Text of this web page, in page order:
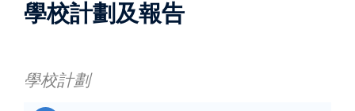
學校計劃及報告
學校計劃